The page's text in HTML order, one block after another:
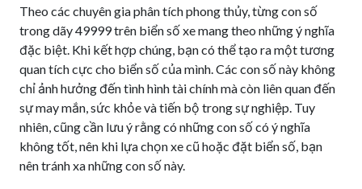
Theo các chuyên gia phân tích phong thủy, từng con số
trong dãy 49999 trên biển số xe mang theo những ý nghĩa
đặc biệt. Khi kết hợp chúng, bạn có thể tạo ra một tương
quan tích cực cho biển số của mình. Các con số này không
chỉ ảnh hưởng đến tình hình tài chính mà còn liên quan đến
sự may mắn, sức khỏe và tiến bộ trong sự nghiệp. Tuy
nhiên, cũng cần lưu ý rằng có những con số có ý nghĩa
không tốt, nên khi lựa chọn xe cũ hoặc đặt biển số, bạn
nên tránh xa những con số này.